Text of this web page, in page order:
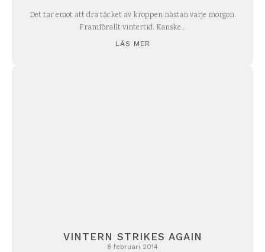
Det tar emot att dra täcket av kroppen nästan varje morgon.
Framförallt vintertid. Kanske...
LÄS MER
VINTERN STRIKES AGAIN
8 februari 2014